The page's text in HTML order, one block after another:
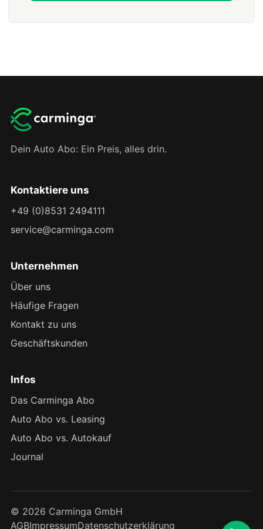
Dein Auto Abo: Ein Preis, alles drin.
Kontaktiere uns
+49 (0)8531 2494111
service@carminga.com
Unternehmen
Über uns
Häufige Fragen
Kontakt zu uns
Geschäftskunden
Infos
Das Carminga Abo
Auto Abo vs. Leasing
Auto Abo vs. Autokauf
Journal
© 2026 Carminga GmbH
AGBImpressumDatenschutzerklärung